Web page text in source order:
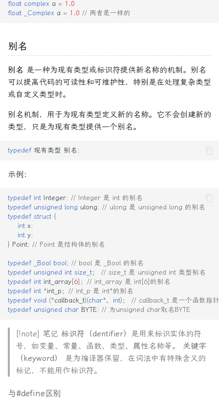
float complex a = 1.0
float
_Complex a = 1.0 // 两者是一样的
别名
别名 是一种为现有类型或标识符提供新名称的机制。别名
可以提高代码的可读性和可维护性，特别是在处理复杂类型
或自定义类型时。
别名机制，用于为现有类型定义新的名称。它不会创建新的
类型，只是为现有类型提供一个别名。
typedef 现有类型 别名 ;
示例：
typedef int Integer; // Integer 是 int 的别名
typedef unsigned long ulong; // ulong 是 unsigned long 的别名
typedef struct {
int x;
int y;
} Point; // Point 是结构体的别名
typedef _Bool bool; // bool 是 _Bool 的别名
typedef unsigned int size_t；
// size_t 是 unsigned int 类型别名
typedef int int_array[6] ； // int_array 是 int[6]的别名
typedef int *int_p； // int_p 是 int*的别名
typedef void (*callback_t)(char*， int)；
// callback_t 是一个函数指针
typedef unsigned char BYTE; // 为unsigned char取名BYTE
[!note] 笔记 标识符（dentifier）
是用来标识实体的符
号，如变量、常量、函数、类型、属性名称等。 关键字
（keyword）
是为编译器保留，在词法中有特殊含义的
标记，不能用作标识符。
与#define区别